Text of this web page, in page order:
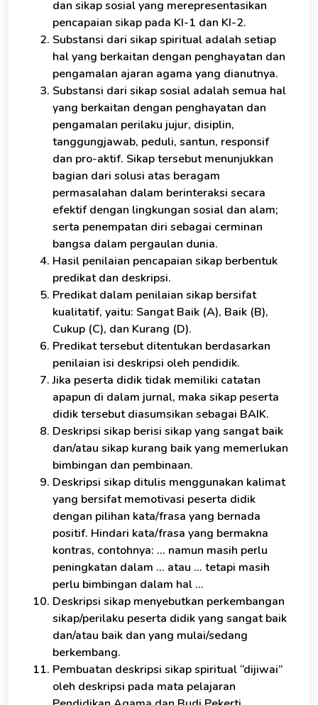
dan sikap sosial yang merepresentasikan
pencapaian sikap pada KI-1 dan KI-2.
Substansi dari sikap spiritual adalah setiap
hal yang berkaitan dengan penghayatan dan
pengamalan ajaran agama yang dianutnya.
Substansi dari sikap sosial adalah semua hal
yang berkaitan dengan penghayatan dan
pengamalan perilaku jujur, disiplin,
tanggungjawab, peduli, santun, responsif
dan pro-aktif. Sikap tersebut menunjukkan
bagian dari solusi atas beragam
permasalahan dalam berinteraksi secara
efektif dengan lingkungan sosial dan alam;
serta penempatan diri sebagai cerminan
bangsa dalam pergaulan dunia.
Hasil penilaian pencapaian sikap berbentuk
predikat dan deskripsi.
Predikat dalam penilaian sikap bersifat
kualitatif, yaitu: Sangat Baik (A), Baik (B),
Cukup (C), dan Kurang (D).
Predikat tersebut ditentukan berdasarkan
penilaian isi deskripsi oleh pendidik.
Jika peserta didik tidak memiliki catatan
apapun di dalam jurnal, maka sikap peserta
didik tersebut diasumsikan sebagai BAIK.
Deskripsi sikap berisi sikap yang sangat baik
dan/atau sikap kurang baik yang memerlukan
bimbingan dan pembinaan.
Deskripsi sikap ditulis menggunakan kalimat
yang bersifat memotivasi peserta didik
dengan pilihan kata/frasa yang bernada
positif. Hindari kata/frasa yang bermakna
kontras, contohnya: ... namun masih perlu
peningkatan dalam ... atau ... tetapi masih
perlu bimbingan dalam hal ...
Deskripsi sikap menyebutkan perkembangan
sikap/perilaku peserta didik yang sangat baik
dan/atau baik dan yang mulai/sedang
berkembang.
Pembuatan deskripsi sikap spiritual “dijiwai”
oleh deskripsi pada mata pelajaran